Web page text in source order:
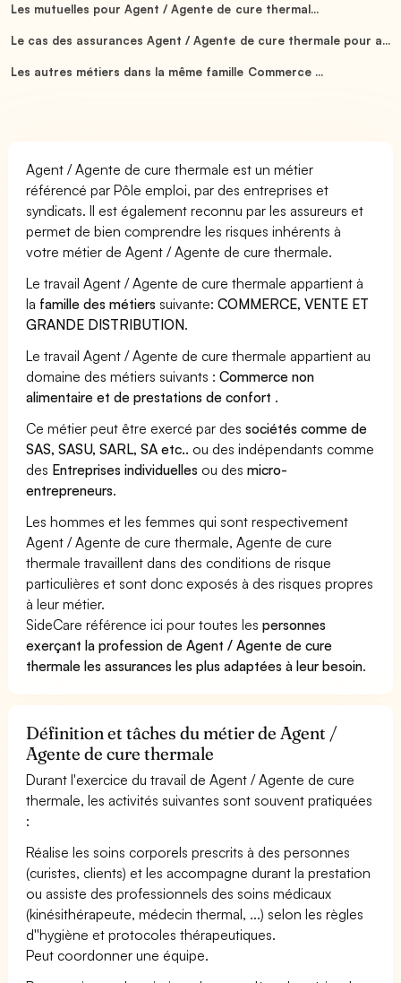
Les mutuelles pour Agent / Agente de cure thermal...
Le cas des assurances Agent / Agente de cure thermale pour a...
Les autres métiers dans la même famille Commerce ...
Agent / Agente de cure thermale est un métier
référencé par Pôle emploi, par des entreprises et
syndicats. Il est également reconnu par les assureurs et
permet de bien comprendre les risques inhérents à
votre métier de Agent / Agente de cure thermale.
Le travail Agent / Agente de cure thermale appartient à
la famille des métiers suivante:COMMERCE, VENTE ET
GRANDE DISTRIBUTION.
Le travail Agent / Agente de cure thermale appartient au
domaine des métiers suivants :Commerce non
alimentaire et de prestations de confort .
Ce métier peut être exercé par dessociétés comme de
SAS, SASU, SARL, SA etc.. ou des indépendants comme
des Entreprises individuelles ou desmicro-
entrepreneurs.
Les hommes et les femmes qui sont respectivement
Agent / Agente de cure thermale, Agente de cure
thermale travaillent dans des conditions de risque
particulières et sont donc exposés à des risques propres
à leur métier.
SideCare référence ici pour toutes lespersonnes
exerçant la profession de Agent / Agente de cure
thermale les assurances les plus adaptées à leur besoin.
Définition et tâches du métier de Agent /
Agente de cure thermale
Durant l'exercice du travail de Agent / Agente de cure
thermale, les activités suivantes sont souvent pratiquées
:
Réalise les soins corporels prescrits à des personnes
(curistes, clients) et les accompagne durant la prestation
ou assiste des professionnels des soins médicaux
(kinésithérapeute, médecin thermal, ...) selon les règles
d''hygiène et protocoles thérapeutiques.
Peut coordonner une équipe.